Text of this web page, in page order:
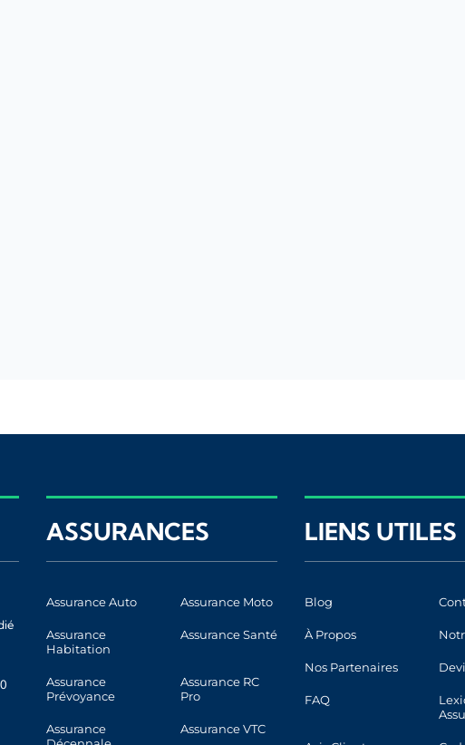
ASSURANCES
Assurance Auto Assurance Moto
Assurance
Habitation
Assurance Santé
Assurance
Prévoyance
Assurance RC
Pro
Assurance
Assurance VTC
LIENS UTILES
Blog
À Propos
Nos Partenaires
FAQ